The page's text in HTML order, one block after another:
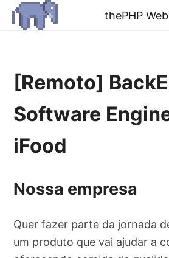
thePHP
[Remoto]
Software
iFood
Nossa empresa
Quer fazer parte da jornada
um produto que vai ajudar a